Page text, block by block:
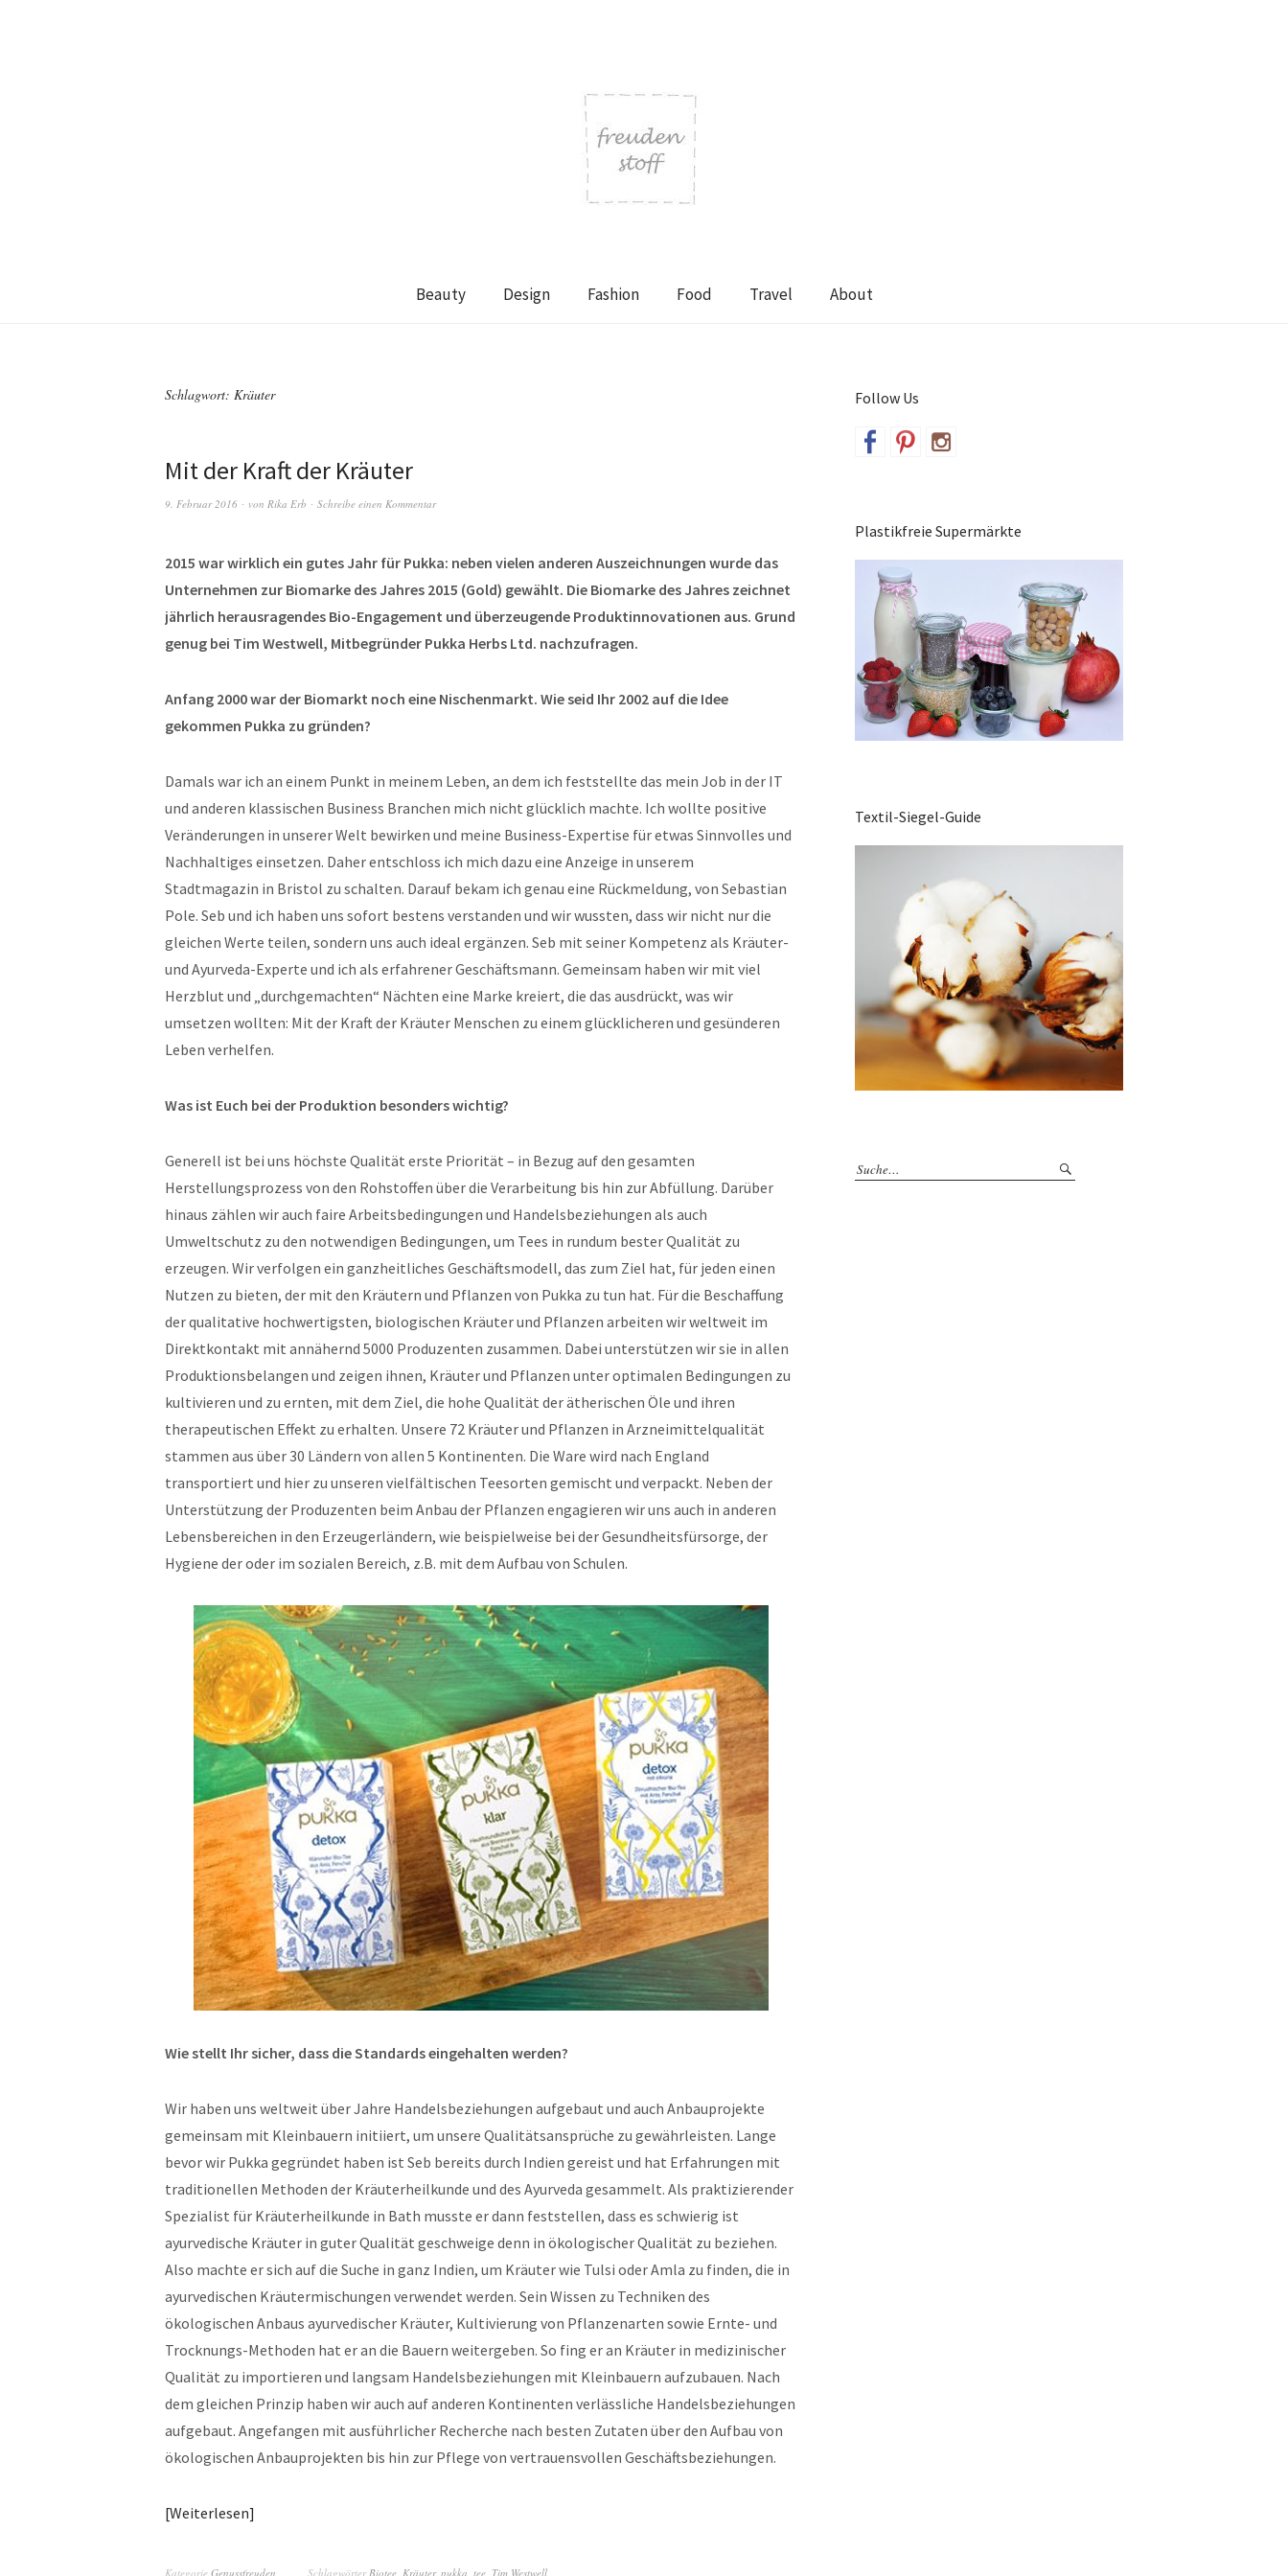
Beauty Design Fashion Food Travel About
Schlagwort: Kräuter
Mit der Kraft der Kräuter
9. Februar 2016 von Rika Erb Schreibe einen Kommentar
2015 war wirklich ein gutes Jahr für Pukka: neben vielen anderen Auszeichnungen wurde das
Unternehmen zur Biomarke des Jahres 2015 (Gold) gewählt. Die Biomarke des Jahres zeichnet
jährlich herausragendes Bio-Engagement und überzeugende Produktinnovationen aus. Grund
genug bei Tim Westwell, Mitbegründer Pukka Herbs Ltd. nachzufragen.
Anfang 2000 war der Biomarkt noch eine Nischenmarkt. Wie seid Ihr 2002 auf die Idee
gekommen Pukka zu gründen?
Damals war ich an einem Punkt in meinem Leben, an dem ich feststellte das mein Job in der IT
und anderen klassischen Business Branchen mich nicht glücklich machte. Ich wollte positive
Veränderungen in unserer Welt bewirken und meine Business-Expertise für etwas Sinnvolles und
Nachhaltiges einsetzen. Daher entschloss ich mich dazu eine Anzeige in unserem
Stadtmagazin in Bristol zu schalten. Darauf bekam ich genau eine Rückmeldung, von Sebastian
Pole. Seb und ich haben uns sofort bestens verstanden und wir wussten, dass wir nicht nur die
gleichen Werte teilen, sondern uns auch ideal ergänzen. Seb mit seiner Kompetenz als Kräuter-
und Ayurveda-Experte und ich als erfahrener Geschäftsmann. Gemeinsam haben wir mit viel
Herzblut und „durchgemachten“ Nächten eine Marke kreiert, die das ausdrückt, was wir
umsetzen wollten: Mit der Kraft der Kräuter Menschen zu einem glücklicheren und gesünderen
Leben verhelfen.
Was ist Euch bei der Produktion besonders wichtig?
Generell ist bei uns höchste Qualität erste Priorität – in Bezug auf den gesamten
Herstellungsprozess von den Rohstoffen über die Verarbeitung bis hin zur Abfüllung. Darüber
hinaus zählen wir auch faire Arbeitsbedingungen und Handelsbeziehungen als auch
Umweltschutz zu den notwendigen Bedingungen, um Tees in rundum bester Qualität zu
erzeugen. Wir verfolgen ein ganzheitliches Geschäftsmodell, das zum Ziel hat, für jeden einen
Nutzen zu bieten, der mit den Kräutern und Pflanzen von Pukka zu tun hat. Für die Beschaffung
der qualitative hochwertigsten, biologischen Kräuter und Pflanzen arbeiten wir weltweit im
Direktkontakt mit annähernd 5000 Produzenten zusammen. Dabei unterstützen wir sie in allen
Produktionsbelangen und zeigen ihnen, Kräuter und Pflanzen unter optimalen Bedingungen zu
kultivieren und zu ernten, mit dem Ziel, die hohe Qualität der ätherischen Öle und ihren
therapeutischen Effekt zu erhalten. Unsere 72 Kräuter und Pflanzen in Arzneimittelqualität
stammen aus über 30 Ländern von allen 5 Kontinenten. Die Ware wird nach England
transportiert und hier zu unseren vielfältischen Teesorten gemischt und verpackt. Neben der
Unterstützung der Produzenten beim Anbau der Pflanzen engagieren wir uns auch in anderen
Lebensbereichen in den Erzeugerländern, wie beispielweise bei der Gesundheitsfürsorge, der
Hygiene der oder im sozialen Bereich, z.B. mit dem Aufbau von Schulen.
Wie stellt Ihr sicher, dass die Standards eingehalten werden?
Wir haben uns weltweit über Jahre Handelsbeziehungen aufgebaut und auch Anbauprojekte
gemeinsam mit Kleinbauern initiiert, um unsere Qualitätsansprüche zu gewährleisten. Lange
bevor wir Pukka gegründet haben ist Seb bereits durch Indien gereist und hat Erfahrungen mit
traditionellen Methoden der Kräuterheilkunde und des Ayurveda gesammelt. Als praktizierender
Spezialist für Kräuterheilkunde in Bath musste er dann feststellen, dass es schwierig ist
ayurvedische Kräuter in guter Qualität geschweige denn in ökologischer Qualität zu beziehen.
Also machte er sich auf die Suche in ganz Indien, um Kräuter wie Tulsi oder Amla zu finden, die in
ayurvedischen Kräutermischungen verwendet werden. Sein Wissen zu Techniken des
ökologischen Anbaus ayurvedischer Kräuter, Kultivierung von Pflanzenarten sowie Ernte- und
Trocknungs-Methoden hat er an die Bauern weitergeben. So fing er an Kräuter in medizinischer
Qualität zu importieren und langsam Handelsbeziehungen mit Kleinbauern aufzubauen. Nach
dem gleichen Prinzip haben wir auch auf anderen Kontinenten verlässliche Handelsbeziehungen
aufgebaut. Angefangen mit ausführlicher Recherche nach besten Zutaten über den Aufbau von
ökologischen Anbauprojekten bis hin zur Pflege von vertrauensvollen Geschäftsbeziehungen.
Weiterlesen
Kategorie Genussfreuden Schlagwörter Biotee Kräuter, pukka tee Tim Westwell
Follow Us
Plastikfreie Supermärkte
Textil-Siegel-Guide